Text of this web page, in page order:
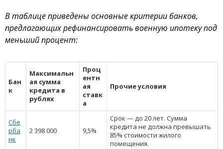
В таблице приведены основные критерии банков,
предлагающих рефинансировать военную ипотеку под
меньший процент:
Бан
к
Максимальн
ая сумма
кредита в
рублях
Проц
ентн
ая
ставк
а
Прочие условия
Сбе
рба
нк
2 398 000 9,5%
Срок — до 20 лет. Сумма
кредита не должна превышать
85% стоимости жилого
помещения.